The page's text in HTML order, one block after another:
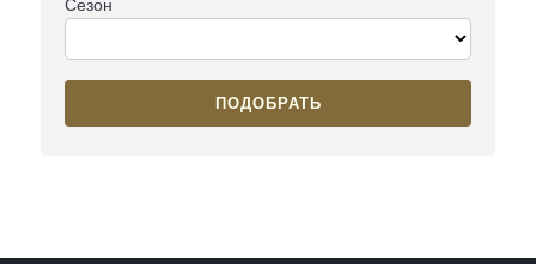
Сезон
ПОДОБРАТЬ